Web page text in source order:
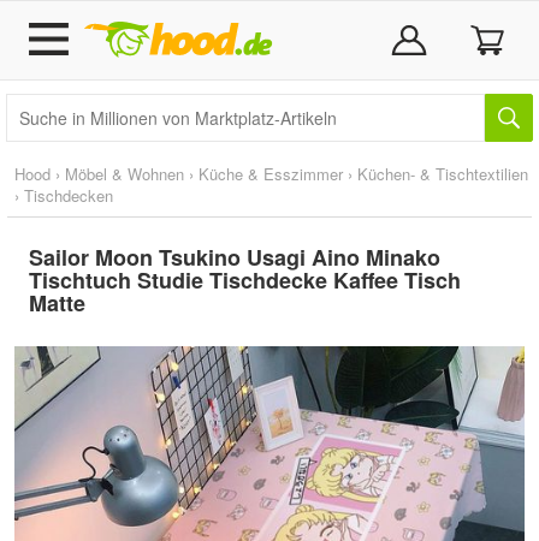
Hood › Möbel & Wohnen › Küche & Esszimmer › Küchen- & Tischtextilien
› Tischdecken
Sailor Moon Tsukino Usagi Aino Minako
Tischtuch Studie Tischdecke Kaffee Tisch
Matte